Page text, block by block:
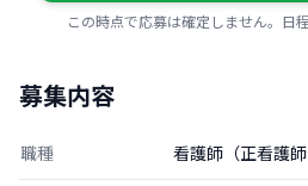
この時点で応募は確定しません。日
募集内容
職種 看護師（正看護師